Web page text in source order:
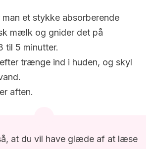
et stykke absorberende
mælk og gnider det på
til 5 minutter.
trænge ind i huden, og skyl
aften.
at du vil have glæde af at læse